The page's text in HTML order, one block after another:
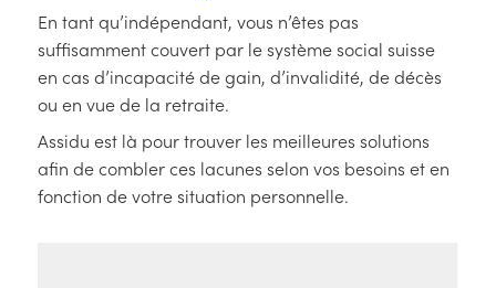
En tant qu’indépendant, vous n’êtes pas
suffisamment couvert par le système social suisse
en cas d’incapacité de gain, d’invalidité, de décès
ou en vue de la retraite.
Assidu est là pour trouver les meilleures solutions
afin de combler ces lacunes selon vos besoins et en
fonction de votre situation personnelle.